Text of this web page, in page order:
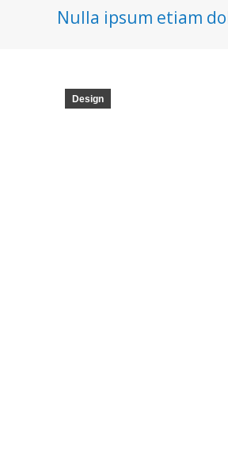
Nulla ipsum etiam
Design